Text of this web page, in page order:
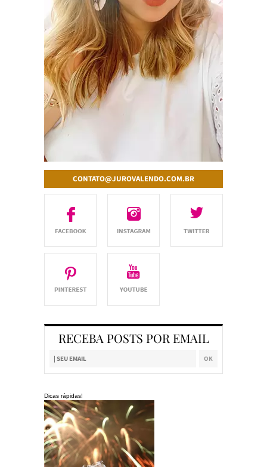
CONTATO@JUROVALENDO.COM.BR
RECEBA POSTS POR EMAIL
Dicas rápidas!